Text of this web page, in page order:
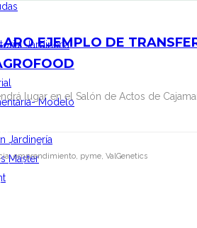
Jardinería
Modelo
Jardinería
Master
Jardinería
Modelo de contrato
EJEMPLO DE
lugar en el Salón de Actos de
emprendimiento, pyme, ValGenetics